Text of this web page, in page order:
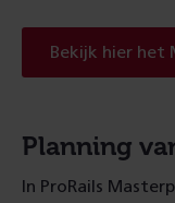
Bekijk hier het
Planning
In ProRails